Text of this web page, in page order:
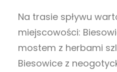
Na trasie spływu
miejscowości:
mostem z herbami
Biesowice z